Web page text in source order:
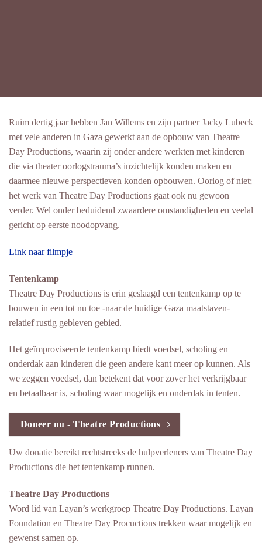
Ruim dertig jaar hebben Jan Willems en zijn partner Jacky Lubeck
met vele anderen in Gaza gewerkt aan de opbouw van Theatre
Day Productions, waarin zij onder andere werkten met kinderen
die via theater oorlogstrauma’s inzichtelijk konden maken en
daarmee nieuwe perspectieven konden opbouwen. Oorlog of niet;
het werk van Theatre Day Productions gaat ook nu gewoon
verder. Wel onder beduidend zwaardere omstandigheden en veelal
gericht op eerste noodopvang.
Link naar filmpje
Tentenkamp
Theatre Day Productions is erin geslaagd een tentenkamp op te
bouwen in een tot nu toe -naar de huidige Gaza maatstaven-
relatief rustig gebleven gebied.
Het geïmproviseerde tentenkamp biedt voedsel, scholing en
onderdak aan kinderen die geen andere kant meer op kunnen. Als
we zeggen voedsel, dan betekent dat voor zover het verkrijgbaar
en betaalbaar is, scholing waar mogelijk en onderdak in tenten.
Doneer nu - Theatre Productions
Uw donatie bereikt rechtstreeks de hulpverleners van Theatre Day
Productions die het tentenkamp runnen.
Theatre Day Productions
Word lid van Layan’s werkgroep Theatre Day Productions. Layan
Foundation en Theatre Day Procuctions trekken waar mogelijk en
gewenst samen op.